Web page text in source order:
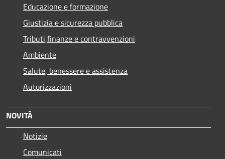
Educazione e formazione
Giustizia e sicurezza pubblica
Tributi,finanze e contravvenzioni
Ambiente
Salute, benessere e assistenza
Autorizzazioni
NOVITÀ
Notizie
Comunicati